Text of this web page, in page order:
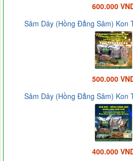
600.000
Sâm Dây (Hồng Đẳng Sâm) Kon
500.000
Sâm Dây (Hồng Đẳng Sâm) Kon
400.000